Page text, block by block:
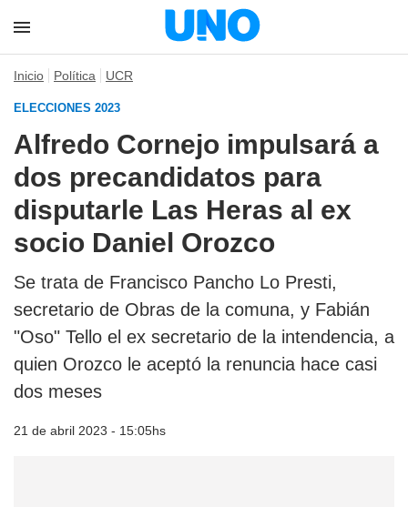
Inicio Política UCR
ELECCIONES 2023
Alfredo Cornejo impulsará a
dos precandidatos para
disputarle Las Heras al ex
socio Daniel Orozco
Se trata de Francisco Pancho Lo Presti,
secretario de Obras de la comuna, y Fabián
"Oso" Tello el ex secretario de la intendencia, a
quien Orozco le aceptó la renuncia hace casi
dos meses
21 de abril 2023 - 15:05hs